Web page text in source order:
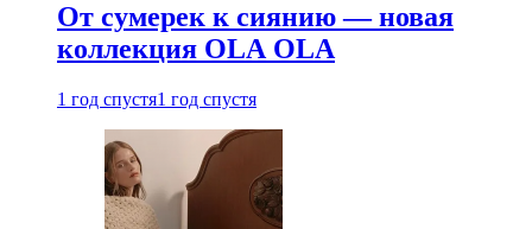
От сумерек к сиянию — новая
коллекция OLA OLA
1 год спустя1 год спустя